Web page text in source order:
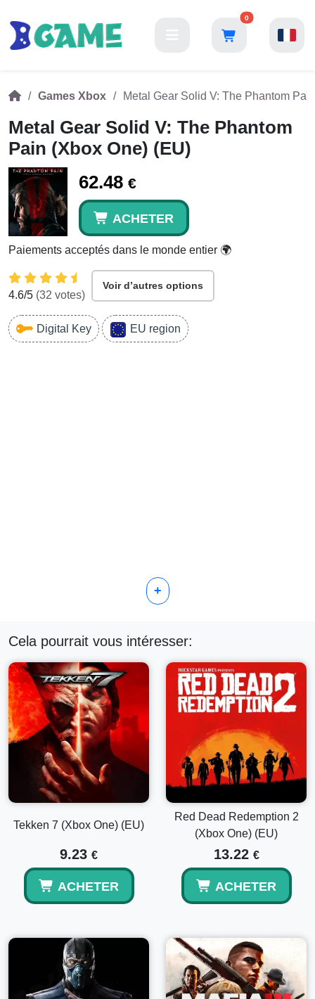
0
Games Xbox Metal Gear Solid V: The Phantom
Metal Gear Solid V: The Phantom
Pain (Xbox One) (EU)
62.48 €
ACHETER
Paiements acceptés dans le monde entier 🌍
4.6/5 (32 votes)
Voir d’autres options
Digital Key EU region
+
Cela pourrait vous intéresser:
Tekken 7 (Xbox One) (EU)
9.23 €
ACHETER
Red Dead Redemption 2
(Xbox One) (EU)
13.22 €
ACHETER